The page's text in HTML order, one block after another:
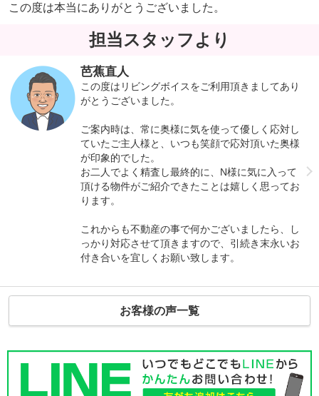
この度は本当にありがとうございました。
担当スタッフより
芭蕉直人
この度はリビングボイスをご利用頂きましてあり
がとうございました。
ご案内時は、常に奥様に気を使って優しく応対し
ていたご主人様と、いつも笑顔で応対頂いた奥様
が印象的でした。
お二人でよく精査し最終的に、N様に気に入って
頂ける物件がご紹介できたことは嬉しく思ってお
ります。
これからも不動産の事で何かございましたら、し
っかり対応させて頂きますので、引続き末永いお
付き合いを宜しくお願い致します。
お客様の声一覧